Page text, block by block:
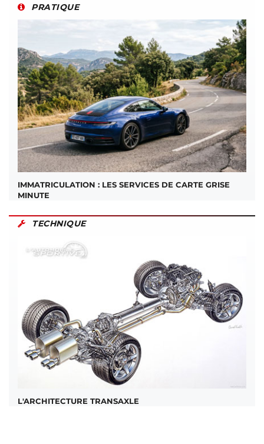
PRATIQUE
IMMATRICULATION : LES SERVICES DE CARTE GRISE
MINUTE
TECHNIQUE
L'ARCHITECTURE TRANSAXLE